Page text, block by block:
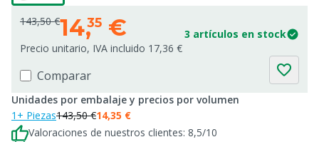
143,50 €14,35 €
3 artículos en stock
Precio unitario, IVA incluido 17,36 €
Comparar
Unidades por embalaje y precios por volumen
1+ Piezas143,50 €14,35 €
Valoraciones de nuestros clientes: 8,5/10